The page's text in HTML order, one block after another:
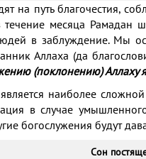
на путь благочестия,
течение месяца
в заблуждение. Мы
Аллаха (да
(поклонению) Аллаху
наиболее
в случае
богослужения будут
Сон